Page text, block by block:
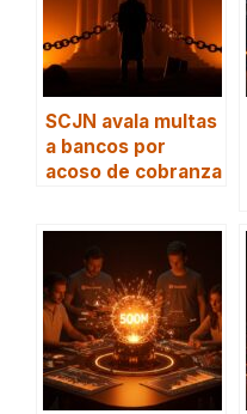
SCJN avala multas
a bancos por
acoso de cobranza